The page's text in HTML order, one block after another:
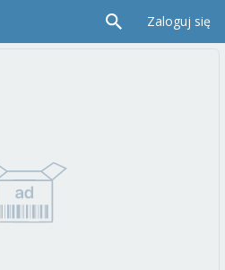
Zaloguj się